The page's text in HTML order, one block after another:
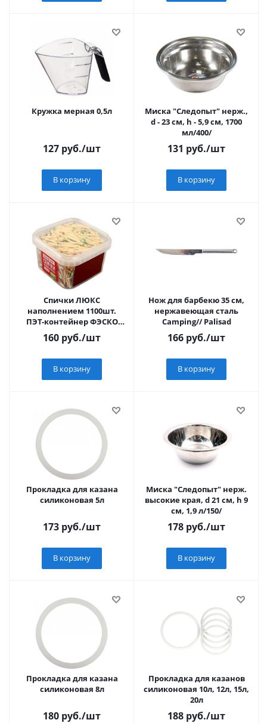
Кружка мерная 0,5л
127 руб./шт
В корзину
Миска "Следопыт" нерж.,
d - 23 см, h - 5,9 см, 1700
мл/400/
131 руб./шт
В корзину
Спички ЛЮКС
наполнением 1100шт.
ПЭТ-контейнер ФЭСКО
МИКС 2799727
160 руб./шт
В корзину
Нож для барбекю 35 см,
нержавеющая сталь
Camping// Palisad
166 руб./шт
В корзину
Прокладка для казана
силиконовая 5л
173 руб./шт
В корзину
Миска "Следопыт" нерж.
высокие края, d 21 см, h 9
см, 1,9 л/150/
178 руб./шт
В корзину
Прокладка для казана
силиконовая 8л
180 руб./шт
Прокладка для казанов
силиконовая 10л, 12л, 15л,
20л
188 руб./шт